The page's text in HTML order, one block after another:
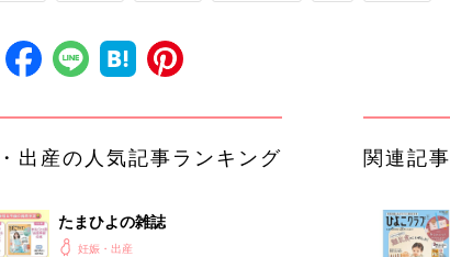
出産の人気記事ランキング
たまひよの雑誌
妊娠・出産
関連記事